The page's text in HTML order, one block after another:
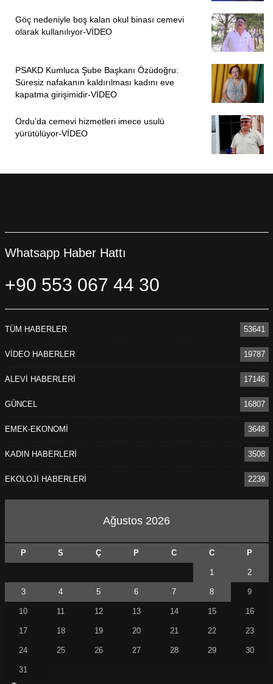
Göç nedeniyle boş kalan okul binası cemevi
olarak kullanılıyor-VİDEO
PSAKD Kumluca Şube Başkanı Özüdoğru:
Süresiz nafakanın kaldırılması kadını eve
kapatma girişimidir-VİDEO
Ordu’da cemevi hizmetleri imece usulü
yürütülüyor-VİDEO
Whatsapp Haber Hattı
+90 553 067 44 30
TÜM HABERLER 53641
VİDEO HABERLER 19787
ALEVİ HABERLERİ 17146
GÜNCEL 16807
EMEK-EKONOMİ 3648
KADIN HABERLERİ 3508
EKOLOJİ HABERLERİ 2239
Ağustos 2026
P S Ç P C C P
1 2
3 4 5 6 7 8 9
10 11 12 13 14 15 16
17 18 19 20 21 22 23
24 25 26 27 28 29 30
31